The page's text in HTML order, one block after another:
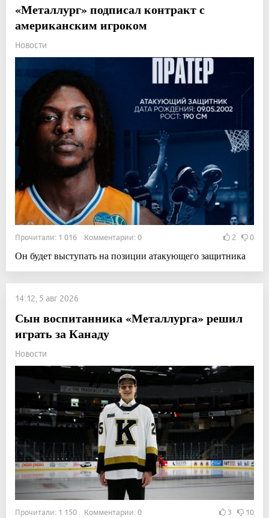
«Металлург» подписал контракт с
американским игроком
Новости
Прочитали: 1 016 Комментарии: 0 2 0
Он будет выступать на позиции атакующего защитника
14:12, 5 авг 2026
Сын воспитанника «Металлурга» решил
играть за Канаду
Новости
Прочитали: 1 150 Комментарии: 0 3 10